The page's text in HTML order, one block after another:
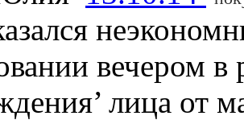
вечером
лица от